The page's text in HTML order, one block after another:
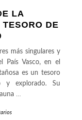
LA
DE
más singulares y
País Vasco, en el
es un tesoro
y explorado. Su
…